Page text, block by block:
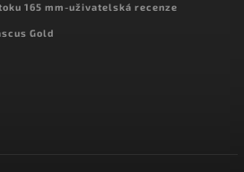
165 mm-uživatelská recenze
Gold